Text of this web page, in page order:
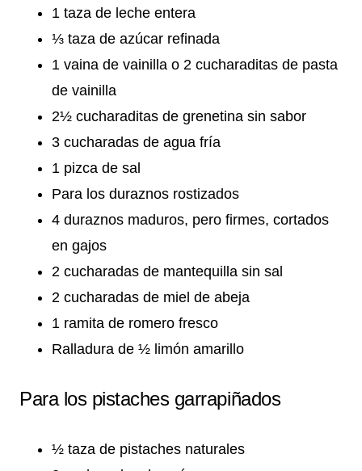
1 taza de leche entera
⅓ taza de azúcar refinada
1 vaina de vainilla o 2 cucharaditas de pasta
de vainilla
2½ cucharaditas de grenetina sin sabor
3 cucharadas de agua fría
1 pizca de sal
Para los duraznos rostizados
4 duraznos maduros, pero firmes, cortados
en gajos
2 cucharadas de mantequilla sin sal
2 cucharadas de miel de abeja
1 ramita de romero fresco
Ralladura de ½ limón amarillo
Para los pistaches garrapiñados
½ taza de pistaches naturales